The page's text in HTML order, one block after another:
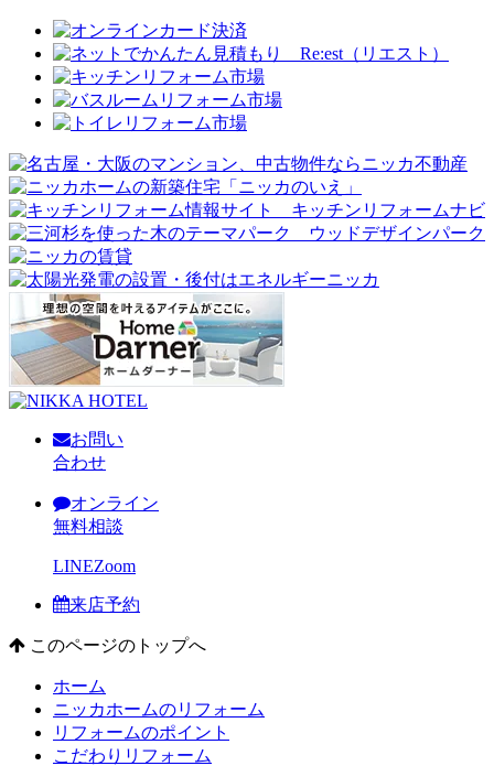
お問い
合わせ
オンライン
無料相談
LINEZoom
来店予約
このページのトップへ
ホーム
ニッカホームのリフォーム
リフォームのポイント
こだわりリフォーム